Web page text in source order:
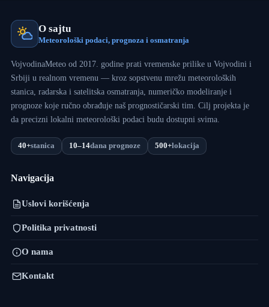
O sajtu
Meteorološki podaci, prognoza i osmatranja
VojvodinaMeteo od 2017. godine prati vremenske prilike u Vojvodini i
Srbiji u realnom vremenu — kroz sopstvenu mrežu meteoroloških
stanica, radarska i satelitska osmatranja, numeričko modeliranje i
prognoze koje ručno obrađuje naš prognostičarski tim. Cilj projekta je
da precizni lokalni meteorološki podaci budu dostupni svima.
40+stanica 10–14dana prognoze 500+lokacija
Navigacija
Uslovi korišćenja
Politika privatnosti
O nama
Kontakt